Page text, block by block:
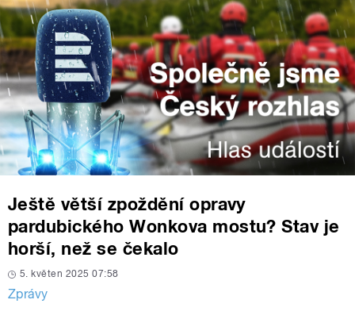
Ještě větší zpoždění opravy
pardubického Wonkova mostu? Stav je
horší, než se čekalo
5. květen 2025 07:58
Zprávy